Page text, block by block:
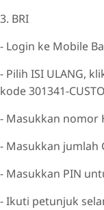
3. BRI
- Login ke Mobile
- Pilih ISI ULANG,
kode 301341-
- Masukkan nomor
- Masukkan jumlah
- Masukkan PIN
- Ikuti petunjuk